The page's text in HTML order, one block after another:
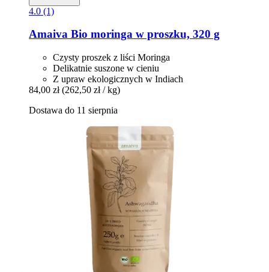
4.0 (1)
Amaiva Bio moringa w proszku, 320 g
Czysty proszek z liści Moringa
Delikatnie suszone w cieniu
Z upraw ekologicznych w Indiach
84,00 zł (262,50 zł / kg)
Dostawa do 11 sierpnia